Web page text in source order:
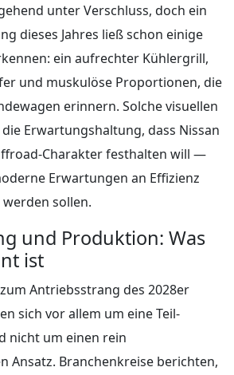
unter Verschluss, doch ein
dieses Jahres ließ schon einige
ein aufrechter Kühlergrill,
und muskulöse Proportionen, die
erinnern. Solche visuellen
Erwartungshaltung, dass Nissan
Charakter festhalten will —
Erwartungen an Effizienz
sollen.
und Produktion: Was
ist
Antriebsstrang des 2028er
sich vor allem um eine Teil-
nicht um einen rein
Ansatz. Branchenkreise berichten,